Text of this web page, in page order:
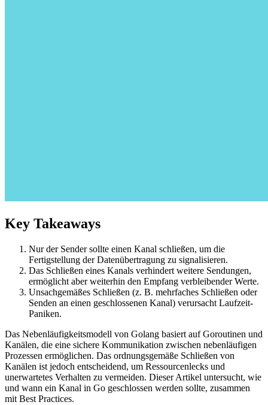
Key Takeaways
Nur der Sender sollte einen Kanal schließen, um die
Fertigstellung der Datenübertragung zu signalisieren.
Das Schließen eines Kanals verhindert weitere Sendungen,
ermöglicht aber weiterhin den Empfang verbleibender Werte.
Unsachgemäßes Schließen (z. B. mehrfaches Schließen oder
Senden an einen geschlossenen Kanal) verursacht Laufzeit-
Paniken.
Das Nebenläufigkeitsmodell von Golang basiert auf Goroutinen und
Kanälen, die eine sichere Kommunikation zwischen nebenläufigen
Prozessen ermöglichen. Das ordnungsgemäße Schließen von
Kanälen ist jedoch entscheidend, um Ressourcenlecks und
unerwartetes Verhalten zu vermeiden. Dieser Artikel untersucht, wie
und wann ein Kanal in Go geschlossen werden sollte, zusammen
mit Best Practices.